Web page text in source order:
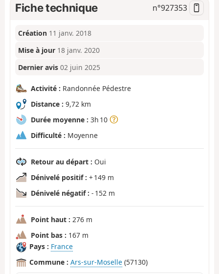
Fiche technique n°927353
Création 11 janv. 2018
Mise à jour 18 janv. 2020
Dernier avis 02 juin 2025
Activité : Randonnée Pédestre
Distance : 9,72 km
Durée moyenne : 3h 10
Difficulté : Moyenne
Retour au départ : Oui
Dénivelé positif : + 149 m
Dénivelé négatif : - 152 m
Point haut : 276 m
Point bas : 167 m
Pays : France
Commune : Ars-sur-Moselle (57130)